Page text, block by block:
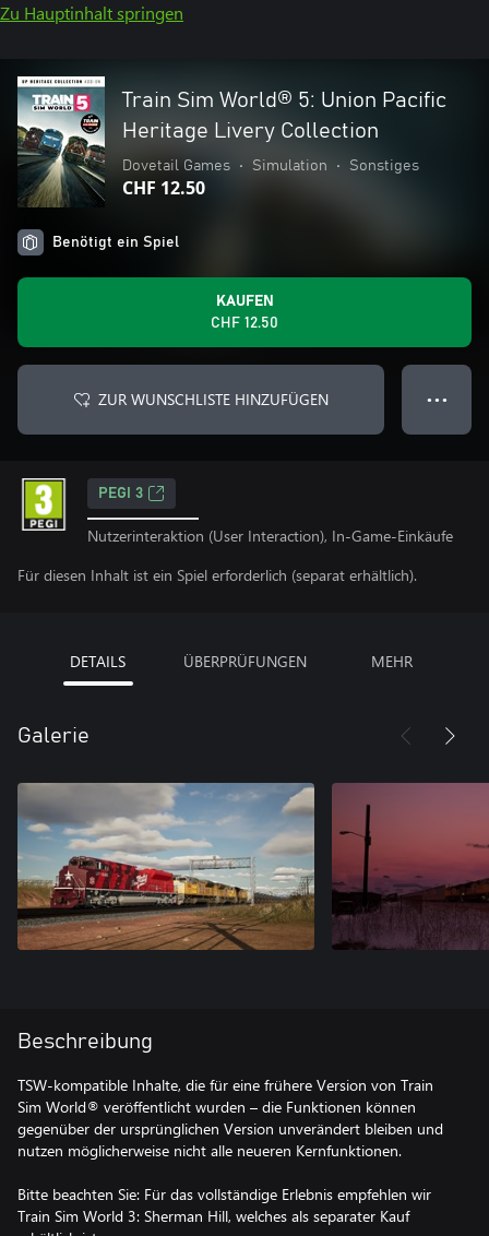
Zu Hauptinhalt springen
Train Sim World® 5: Union Pacific
Heritage Livery Collection
Dovetail Games • Simulation • Sonstiges
CHF 12.50
Benötigt ein Spiel
KAUFEN
CHF 12.50
ZUR WUNSCHLISTE HINZUFÜGEN ● ● ●
PEGI 3
Nutzerinteraktion (User Interaction), In-Game-Einkäufe
Für diesen Inhalt ist ein Spiel erforderlich (separat erhältlich).
DETAILS ÜBERPRÜFUNGEN MEHR
Galerie
Beschreibung
TSW-kompatible Inhalte, die für eine frühere Version von Train
Sim World® veröffentlicht wurden – die Funktionen können
gegenüber der ursprünglichen Version unverändert bleiben und
nutzen möglicherweise nicht alle neueren Kernfunktionen.
Bitte beachten Sie: Für das vollständige Erlebnis empfehlen wir
Train Sim World 3: Sherman Hill, welches als separater Kauf